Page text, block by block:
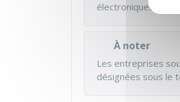
électroniques et
À noter
Les entreprises
désignées sous le